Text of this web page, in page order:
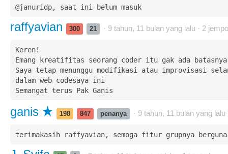
@januridp, saat ini belum masuk
raffyavian 300 21 · 9 tahun, 11 bulan yang lalu · 2
Keren!
Emang kreatifitas seorang coder itu gak ada batasnya
Saya tetap menunggu modifikasi atau improvisasi
dalam web codesaya ini
Semangat terus Pak Ganis
ganis 198 847 penanya · 9 tahun, 11 bulan yang lalu
terimakasih raffyavian, semoga fitur grupnya berguna